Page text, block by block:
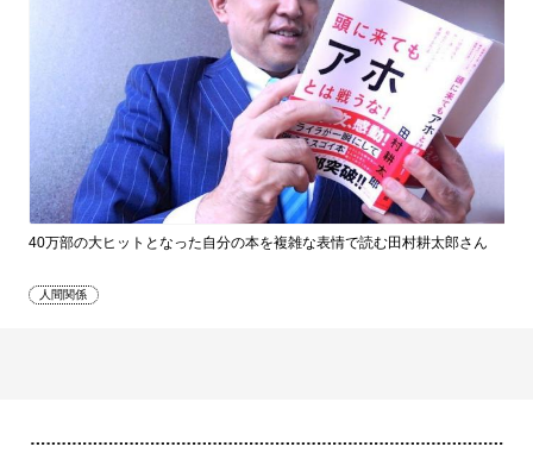
40万部の大ヒットとなった自分の本を複雑な表情で読む田村耕太郎さん
人間関係